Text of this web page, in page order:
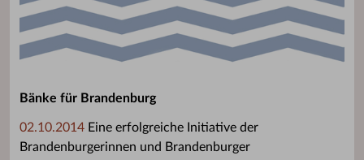
Bänke für Brandenburg
02.10.2014 Eine erfolgreiche Initiative der
Brandenburgerinnen und Brandenburger